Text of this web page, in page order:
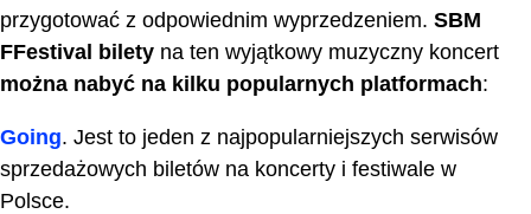
przygotować z odpowiednim wyprzedzeniem. SBM
FFestival bilety na ten wyjątkowy muzyczny koncert
można nabyć na kilku popularnych platformach:
Going. Jest to jeden z najpopularniejszych serwisów
sprzedażowych biletów na koncerty i festiwale w
Polsce.